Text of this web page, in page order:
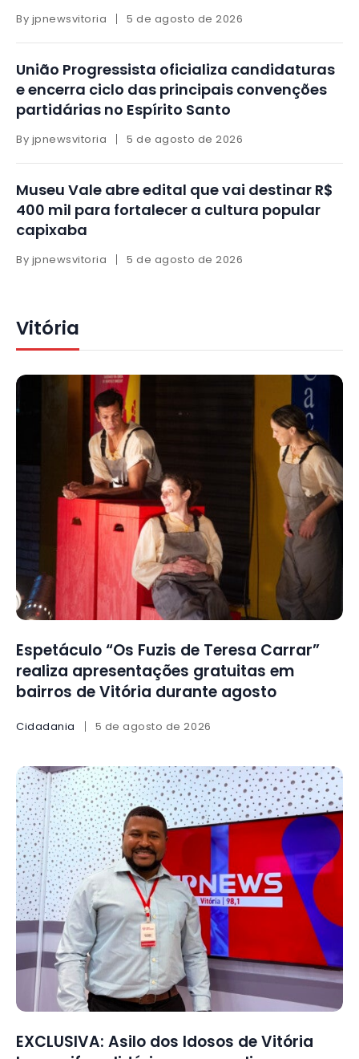
By jpnewsvitoria 5 de agosto de 2026
União Progressista oficializa candidaturas
e encerra ciclo das principais convenções
partidárias no Espírito Santo
By jpnewsvitoria 5 de agosto de 2026
Museu Vale abre edital que vai destinar R$
400 mil para fortalecer a cultura popular
capixaba
By jpnewsvitoria 5 de agosto de 2026
Vitória
Espetáculo “Os Fuzis de Teresa Carrar”
realiza apresentações gratuitas em
bairros de Vitória durante agosto
Cidadania 5 de agosto de 2026
EXCLUSIVA: Asilo dos Idosos de Vitória